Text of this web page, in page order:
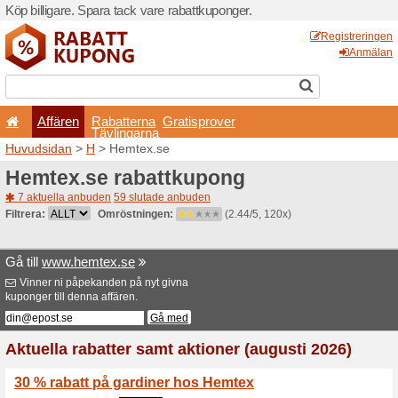
Köp billigare. Spara tack
Affären
Tävlingarna
Huvudsidan>H>